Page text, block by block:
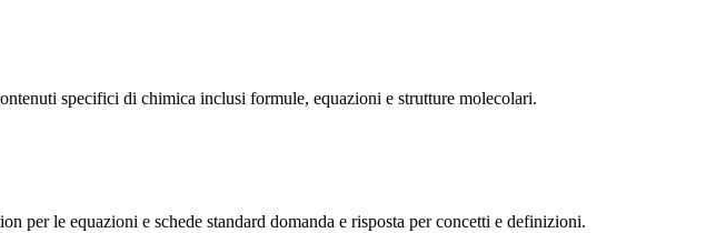
specifici di chimica inclusi formule, equazioni e strutture molecolari.
per le equazioni e schede standard domanda e risposta per concetti e definizioni.